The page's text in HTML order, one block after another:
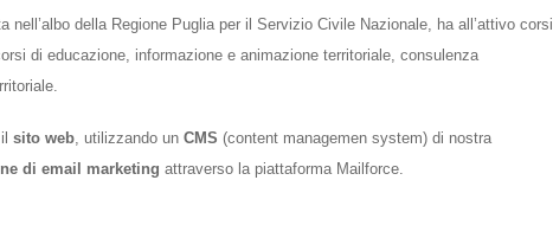
nell’albo della Regione Puglia per il Servizio Civile Nazionale, ha all’attivo corsi
di educazione, informazione e animazione territoriale, consulenza
sito web , utilizzando un CMS (content managemen system) di nostra
di email marketing attraverso la piattaforma Mailforce.